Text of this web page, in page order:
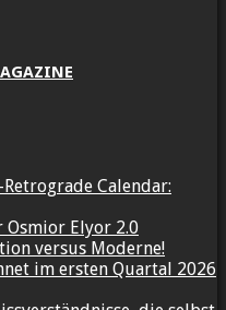
Calendar:
Osmior Elyor 2.0
versus Moderne!
im ersten Quartal 2026